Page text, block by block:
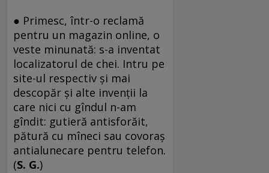
● Primesc, într-o reclamă
pentru un magazin online, o
veste minunată: s-a inventat
localizatorul de chei. Intru pe
site-ul respectiv și mai
descopăr și alte invenții la
care nici cu gîndul n-am
gîndit: gutieră antisforăit,
pătură cu mîneci sau covoraș
antialunecare pentru telefon.
(S. G.)